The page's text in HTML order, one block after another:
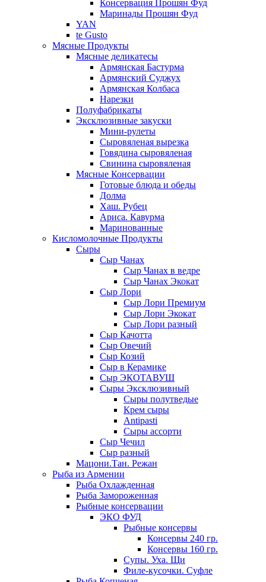
Консервация Прошян Фуд
Маринады Прошян Фуд
YAN
te Gusto
Мясные Продукты
Мясные деликатесы
Армянская Бастурма
Армянский Суджух
Армянская Колбаса
Нарезки
Полуфабрикаты
Эксклюзивные закуски
Мини-рулеты
Сыровяленая вырезка
Говядина сыровяленая
Свинина сыровяленая
Мясные Консервации
Готовые блюда и обеды
Долма
Хаш. Рубец
Ариса. Кавурма
Маринованные
Кисломолочные Продукты
Сыры
Сыр Чанах
Сыр Чанах в ведре
Сыр Чанах Экокат
Сыр Лори
Сыр Лори Премиум
Сыр Лори Экокат
Сыр Лори разный
Сыр Качотта
Сыр Овечий
Сыр Козий
Сыр в Керамике
Сыр ЭКОТАВУШ
Сыры Эксклюзивный
Сыры полутведые
Крем сыры
Antipasti
Сыры ассорти
Сыр Чечил
Сыр разный
Мацони.Тан. Режан
Рыба из Армении
Рыба Охлажденная
Рыба Замороженная
Рыбные консервации
ЭКО ФУД
Рыбные консервы
Консервы 240 гр.
Консервы 160 гр.
Супы. Уха. Щи
Филе-кусочки. Суфле